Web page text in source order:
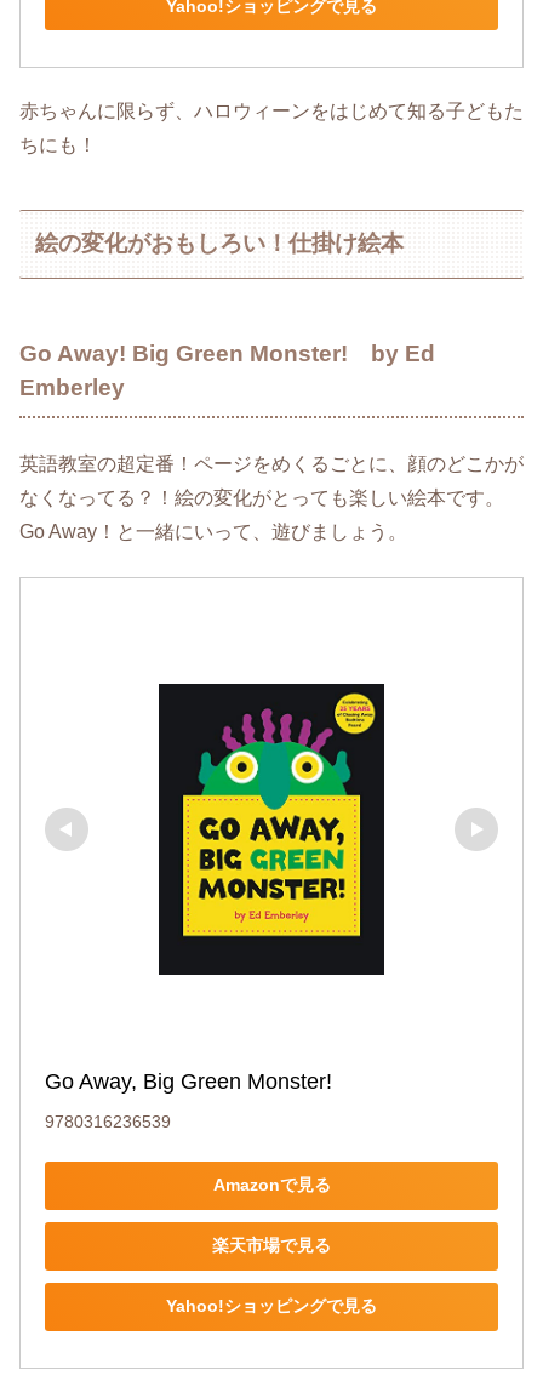
Yahoo!ショッピングで見る
赤ちゃんに限らず、ハロウィーンをはじめて知る子どもた
ちにも！
絵の変化がおもしろい！仕掛け絵本
Go Away! Big Green Monster! by Ed
Emberley
英語教室の超定番！ページをめくるごとに、顔のどこかが
なくなってる？！絵の変化がとっても楽しい絵本です。
Go Away！と一緒にいって、遊びましょう。
Go Away, Big Green Monster!
9780316236539
Amazonで見る
楽天市場で見る
Yahoo!ショッピングで見る